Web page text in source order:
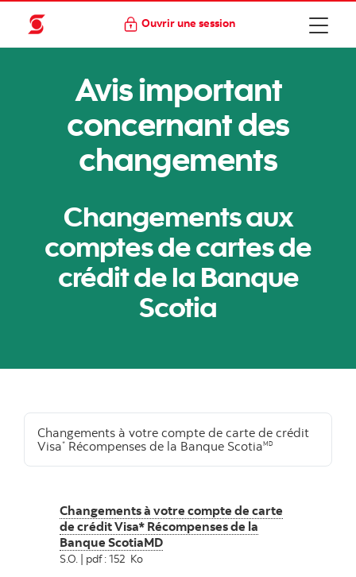
Ouvrir une session
Avis important
concernant des
changements
Changements aux
comptes de cartes de
crédit de la Banque
Scotia
Changements à votre compte de carte de crédit
Visa* Récompenses de la Banque ScotiaMD
Changements à votre compte de carte
de crédit Visa* Récompenses de la
Banque ScotiaMD
S.O. | pdf : 152 Ko